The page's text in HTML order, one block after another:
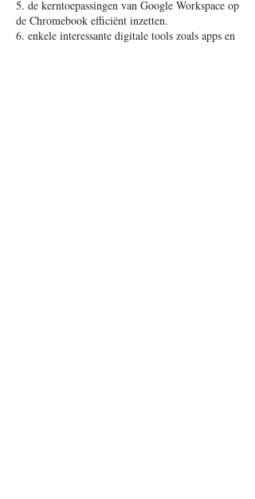
5. de kerntoepassingen van Google Workspace op
de Chromebook efficiënt inzetten.
6. enkele interessante digitale tools zoals apps en